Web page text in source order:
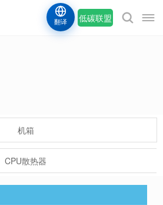
低碳联盟
翻译
机箱
CPU散热器